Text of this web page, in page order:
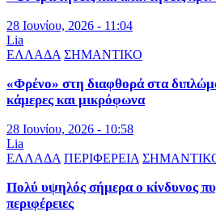
28 Ιουνίου, 2026 - 11:04
Lia
ΕΛΛΑΔΑ ΣΗΜΑΝΤΙΚΟ
«Φρένο» στη διαφθορά στα
κάμερες και μικρόφωνα
28 Ιουνίου, 2026 - 10:58
Lia
ΕΛΛΑΔΑ ΠΕΡΙΦΕΡΕΙΑ
Πολύ υψηλός σήμερα ο κίνδυνος
περιφέρειες